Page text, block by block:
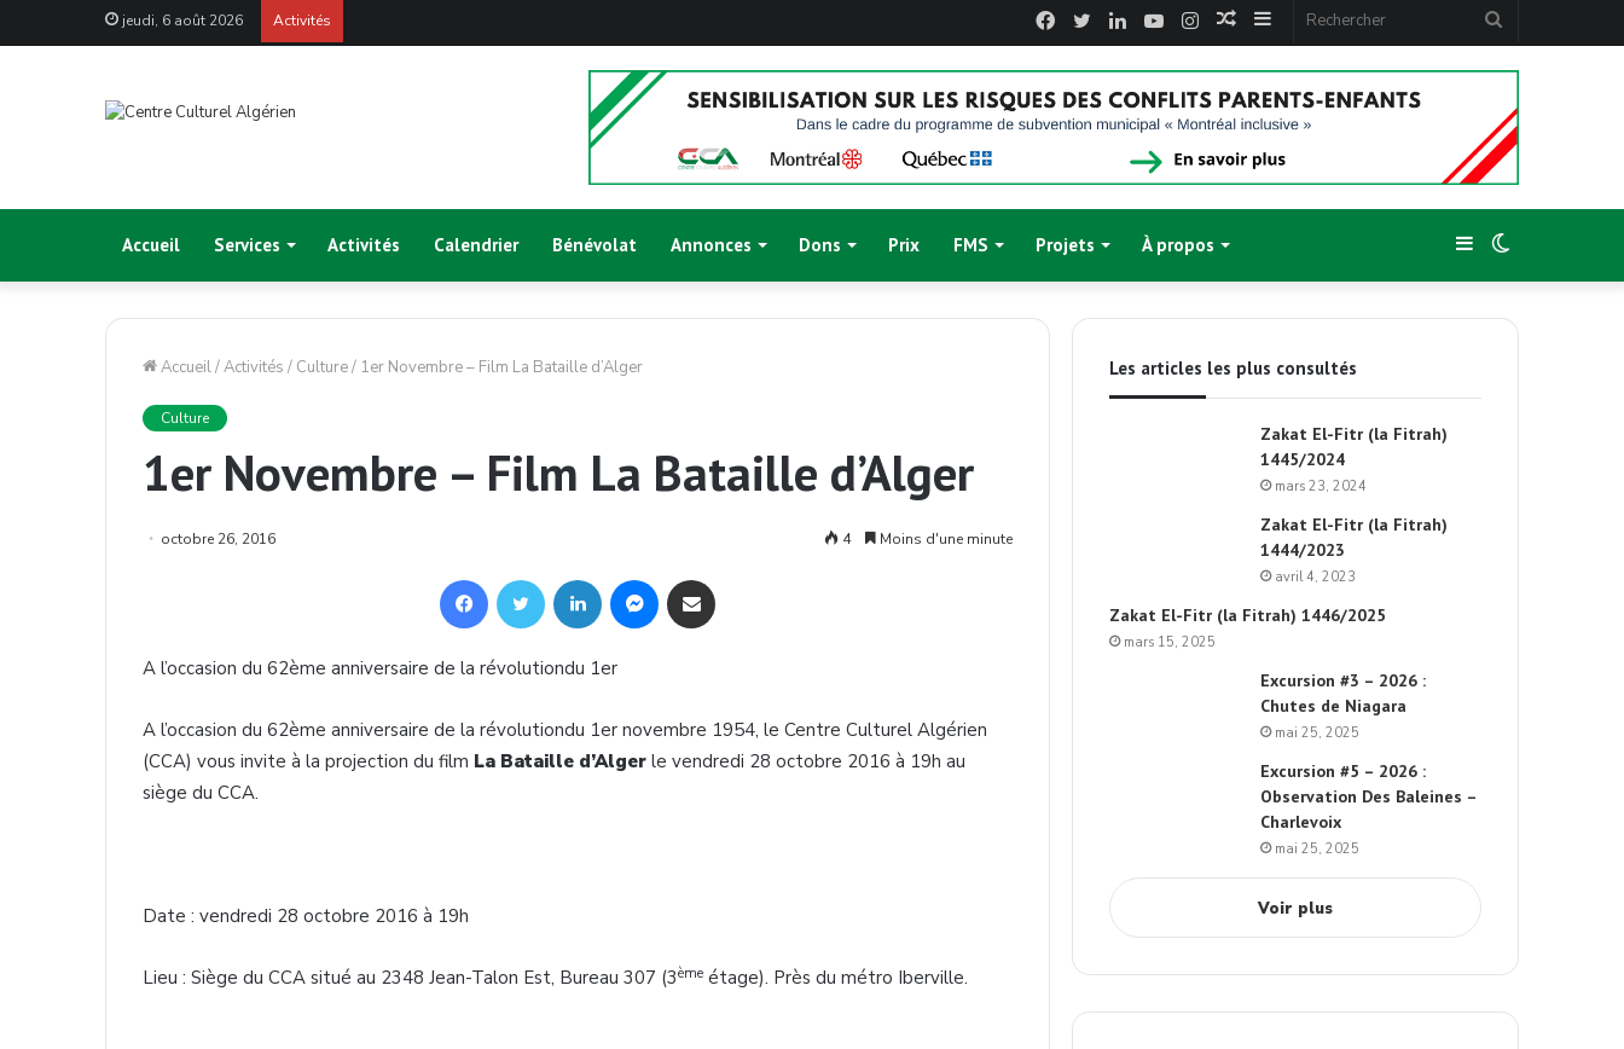
jeudi, 6 août 2026 Activités
Sidebar
latérale)
Article
Instagram
YouTube
Linkedin
Twitter
Facebook
Accueil Services Activités Calendrier Bénévolat Annonces Dons Prix FMS Projets À propos Sidebar
(barre
Accueil/Activités / Culture/ 1er Novembre – Film La Bataille d’Alger
Culture
1er Novembre – Film La Bataille d’Alger
octobre 26, 2016 4 Moins d'une minute
A l’occasion du 62ème anniversaire de la révolutiondu 1er
A l’occasion du 62ème anniversaire de la révolutiondu 1er novembre 1954, le Centre Culturel Algérien
(CCA) vous invite à la projection du film La Bataille d’Alger le vendredi 28 octobre 2016 à 19h au
siège du CCA.
Date : vendredi 28 octobre 2016 à 19h
Lieu : Siège du CCA situé au 2348 Jean-Talon Est, Bureau 307 (3ème étage). Près du métro Iberville.
Les articles les plus consultés
Zakat El-Fitr (la Fitrah)
1445/2024
mars 23, 2024
Zakat El-Fitr (la Fitrah)
1444/2023
avril 4, 2023
Zakat El-Fitr (la Fitrah) 1446/2025
mars 15, 2025
Excursion #3 – 2026 :
Chutes de Niagara
mai 25, 2025
Excursion #5 – 2026 :
Observation Des Baleines –
Charlevoix
mai 25, 2025
Voir plus